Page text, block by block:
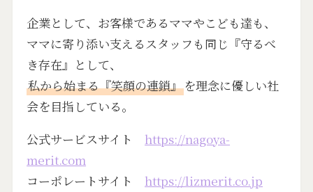
企業として、お客様であるママやこども達も、
ママに寄り添い支えるスタッフも同じ『守るべ
き存在』として、
私から始まる『笑顔の連鎖』を理念に優しい社
会を目指している。
公式サービスサイト https://nagoya-
merit.com
コーポレートサイト https://lizmerit.co.jp